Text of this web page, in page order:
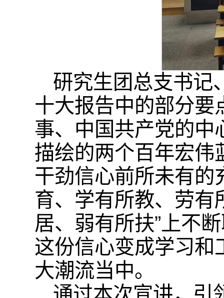
研究生团总支书记
十大报告中的部分要
事、中国共产党的中
描绘的两个百年宏伟
干劲信心前所未有的
育、学有所教、劳有
居、弱有所扶”上不
这份信心变成学习和
大潮流当中。